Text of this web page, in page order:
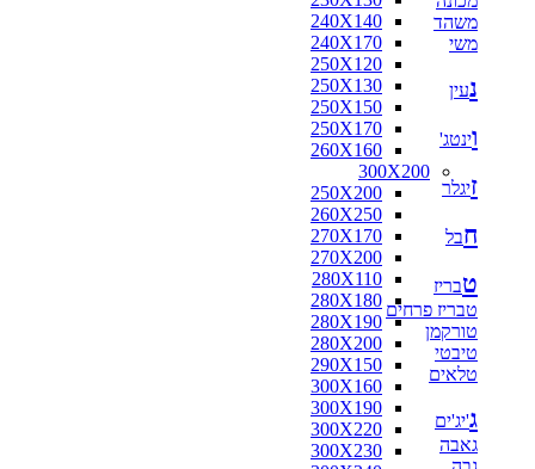
240X140
240X170
250X120
250X130
250X150
250X170
260X160
300X200
250X200
260X250
270X170
270X200
280X110
280X180
280X190
280X200
290X150
300X160
300X190
300X220
300X230
משהד
משי
נעין
וינטג'
זיגלר
חבל
טבריז
טבריז פרחים
טורקמן
טיבטי
טלאים
ג'יג'ים
גאבה